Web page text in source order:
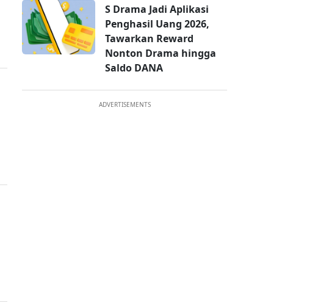
S Drama Jadi Aplikasi
Penghasil Uang 2026,
Tawarkan Reward
Nonton Drama hingga
Saldo DANA
ADVERTISEMENTS